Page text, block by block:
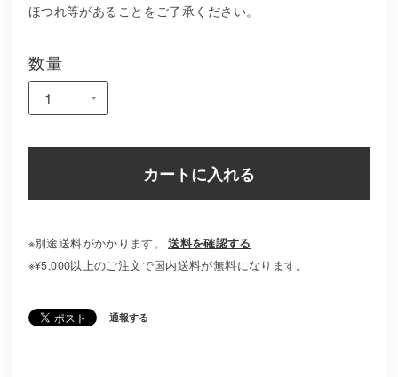
ほつれ等があることをご了承ください。
数量
カートに入れる
※別途送料がかかります。
送料を確認する
※¥5,000以上のご注文で国内送料が無料になります。
通報する